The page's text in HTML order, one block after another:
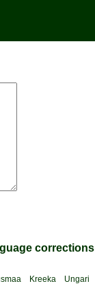
corrections
Kreeka Ungari